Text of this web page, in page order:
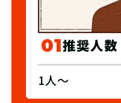
01推奨人数
1人～